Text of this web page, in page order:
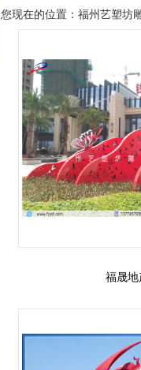
您现在的位置：福州艺塑坊
福晟地